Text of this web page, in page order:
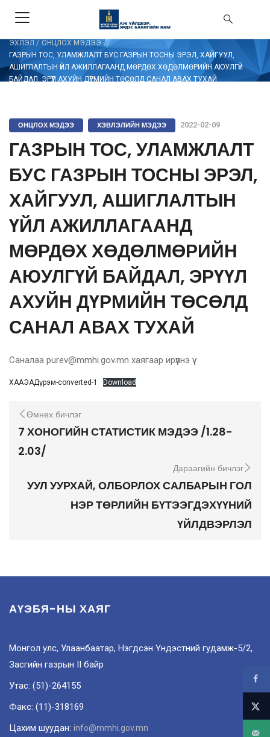
ЭХЛЭЛ / ОНЦЛОХ МЭДЭЭ/
ГАЗРЫН ТОС, УЛАМЖЛАЛТ БУС ГАЗРЫН ТОСНЫ ЭРЭЛ, ХАЙГУУЛ,
АШИГЛАЛТЫН ҮЙЛ АЖИЛЛАГААНД МӨРДӨХ ХӨДӨЛМӨРИЙН АЮУЛГҮЙ
БАЙДАЛ, ЭРҮҮЛ АХУЙН ДҮРМИЙН ТӨСӨЛД САНАЛ АВАХ ТУХАЙ
ОНЦЛОХ МЭДЭЭ ХЭВЛЭЛИЙН МЭДЭЭ 2022-02-09
ГАЗРЫН ТОС, УЛАМЖЛАЛТ
БУС ГАЗРЫН ТОСНЫ ЭРЭЛ,
ХАЙГУУЛ, АШИГЛАЛТЫН
ҮЙЛ АЖИЛЛАГААНД
МӨРДӨХ ХӨДӨЛМӨРИЙН
АЮУЛГҮЙ БАЙДАЛ, ЭРҮҮЛ
АХУЙН ДҮРМИЙН ТӨСӨЛД
САНАЛ АВАХ ТУХАЙ
Саналаа purev@mmhi.gov.mn хаягаар ирүүлнэ үү.
ХААЭАДүрэм-converted-1 Download
Өмнөх бичлэг
7 ХОНОГИЙН СТАТИСТИК МЭДЭЭ /1.28-
2.03/
Дараагийн бичлэг
УУЛ УУРХАЙ, ОЛБОРЛОХ САЛБАРЫН ГОЛ
НЭР ТӨРЛИЙН БҮТЭЭГДЭХҮҮНИЙ
ҮЙЛДВЭРЛЭЛ
АҮЭБЯ-НЫ ХАЯГ
Монгол улс, Улаанбаатар, Нэгдсэн Үндэстний гудамж-5/2,
Засгийн газрын II байр
Утас: (51)-264155
Факс: (11)-318169
Цахим шуудан: info@mmhi.gov.mn